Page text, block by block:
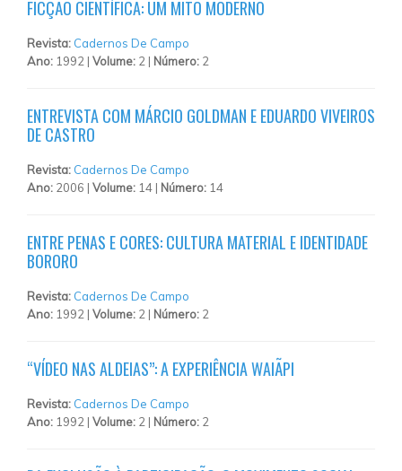
FICÇÃO CIENTÍFICA: UM MITO MODERNO
Revista: Cadernos De Campo
Ano: 1992 | Volume: 2 | Número: 2
ENTREVISTA COM MÁRCIO GOLDMAN E EDUARDO VIVEIROS
DE CASTRO
Revista: Cadernos De Campo
Ano: 2006 | Volume: 14 | Número: 14
ENTRE PENAS E CORES: CULTURA MATERIAL E IDENTIDADE
BORORO
Revista: Cadernos De Campo
Ano: 1992 | Volume: 2 | Número: 2
“VÍDEO NAS ALDEIAS”: A EXPERIÊNCIA WAIÃPI
Revista: Cadernos De Campo
Ano: 1992 | Volume: 2 | Número: 2